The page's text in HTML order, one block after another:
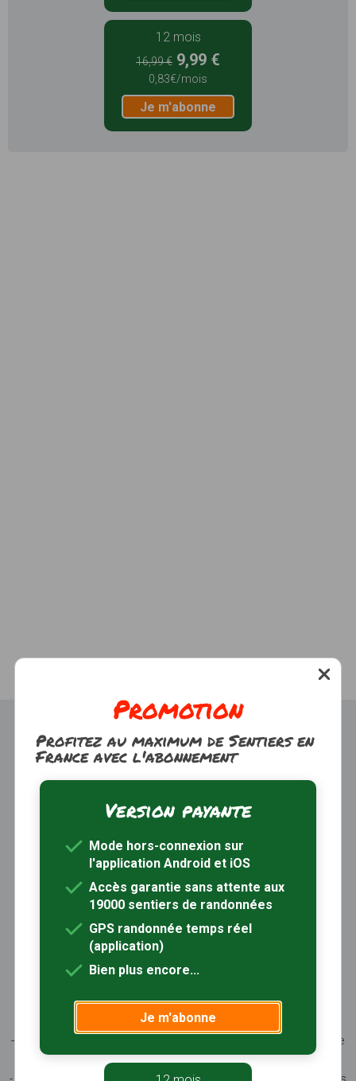
12 mois
16,99 € 9,99 €
0,83€/mois
Je m'abonne
Trouver une randonnée À propos
Inscription / Connexion
Abonnement Rando+ Calendrier randos
Sites partenaires Contactez-nous
Sentiers-en-France, grâce aux nombreux circuits de
- les spécificités des terroirs (sites et milieux naturels,
patrimoine …)
- les producteurs locaux et les artisans, garants du savoir-faire
et du patrimoine
Promotion
Profitez au maximum de Sentiers en
France avec l'abonnement
Version payante
Mode hors-connexion sur
l'application Android et iOS
Accès garantie sans attente aux
19000 sentiers de randonnées
GPS randonnée temps réel
(application)
Bien plus encore...
Je m'abonne